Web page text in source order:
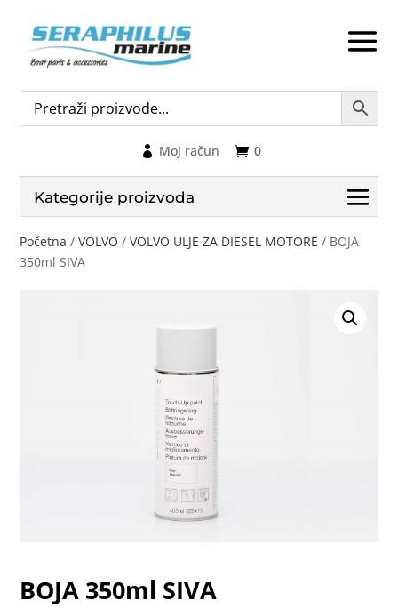
0
Moj račun
Kategorije proizvoda
Početna /VOLVO /VOLVO ULJE ZA DIESEL MOTORE / BOJA
350ml SIVA
BOJA 350ml SIVA